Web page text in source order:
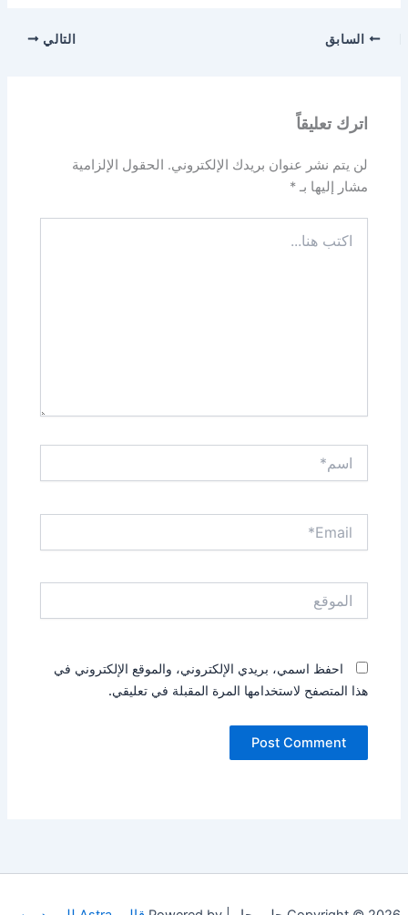
السابق التالي
اترك تعليقاً
لن يتم نشر عنوان بريدك الإلكتروني. الحقول الإلزامية
مشار إليها بـ*
هنا...
احفظ اسمي، بريدي الإلكتروني، والموقع الإلكتروني في
هذا المتصفح لاستخدامها المرة المقبلة في تعليقي.